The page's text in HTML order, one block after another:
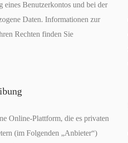
Benutzerkontos und bei der
Daten. Informationen zur
Rechten finden Sie
Online-Plattform, die es privaten
(im Folgenden „Anbieter“)